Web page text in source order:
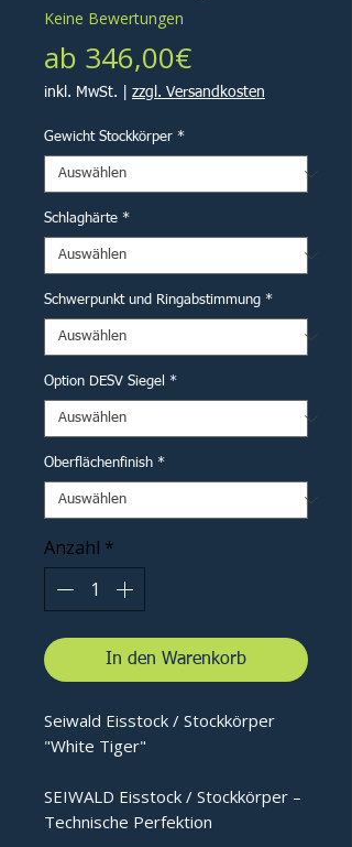
Keine Bewertungen
ab 346,00€Sale-
Preis
inkl. MwSt. zzgl. Versandkosten
Gewicht Stockkörper *
Schlaghärte *
Schwerpunkt und Ringabstimmung *
Option DESV Siegel *
Oberflächenfinish *
Anzahl *
In den Warenkorb
Seiwald Eisstock / Stockkörper
"White Tiger"
SEIWALD Eisstock / Stockkörper –
Technische Perfektion